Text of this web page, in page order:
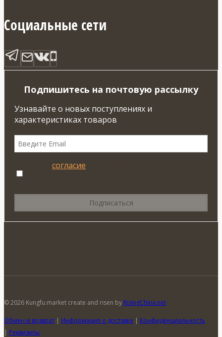
Социальные сети
Подпишитесь на почтовую рассылку
Узнавайте о новых поступлениях и
характеристиках товаров
согласие
© 2026 Kungfu.market create and risen by RisingChina.net
Обмен и возврат | Информация о доставке | Конфиденциальность
| Реквизиты